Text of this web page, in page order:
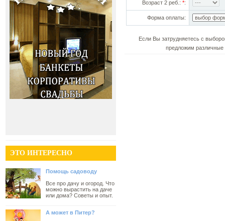
ЭТО ИНТЕРЕСНО
Помощь садоводу
Все про дачу и огород. Что
можно вырастить на даче
или дома? Советы и опыт.
А может в Питер?
Возраст 2 реб.: *:
Форма оплаты:
Если Вы затрудняетесь с
предложим различные